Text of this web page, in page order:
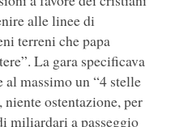
alle linee di
terreni che papa
La gara specificava
al massimo un “4 stelle
ostentazione, per
miliardari a passeggio